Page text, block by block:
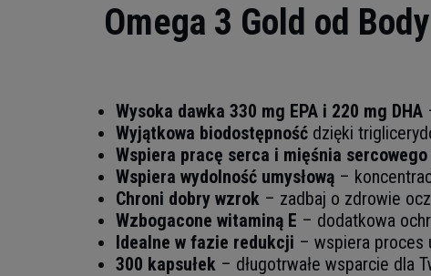
Omega 3 Gold od
Wysoka dawka 330 mg EPA i 220 mg DHA
Wyjątkowa biodostępność dzięki
Wspiera pracę serca i mięśnia sercowego
Wspiera wydolność umysłową –
Chroni dobry wzrok – zadbaj o zdrowie
Wzbogacone witaminą E – dodatkowa
Idealne w fazie redukcji – wspiera proces
300 kapsułek – długotrwałe wsparcie dla